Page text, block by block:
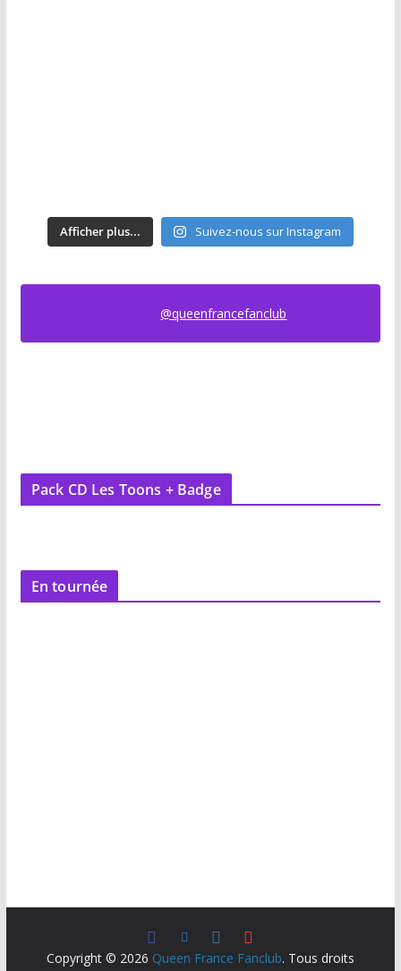
Afficher plus... Suivez-nous sur Instagram
@queenfrancefanclub
Pack CD Les Toons + Badge
En tournée
Copyright © 2026 Queen France Fanclub. Tous droits